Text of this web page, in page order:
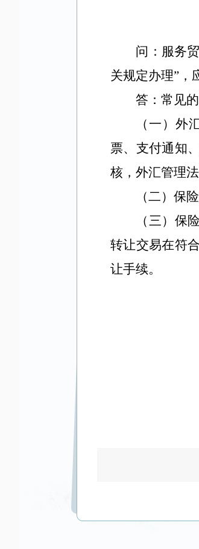
问：服务
关规定办理”，
答：常见
（一）外
票、支付通知
核，外汇管理
（二）保
（三）保
转让交易在符
让手续。